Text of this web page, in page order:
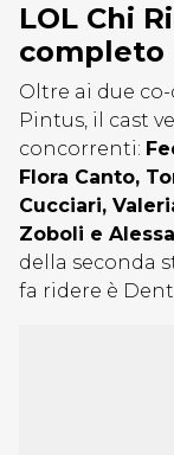
LOL Chi
completo
Oltre ai due
Pintus, il cast
concorrenti:
Flora Canto,
Cucciari,
Zoboli e
della seconda
fa ridere è